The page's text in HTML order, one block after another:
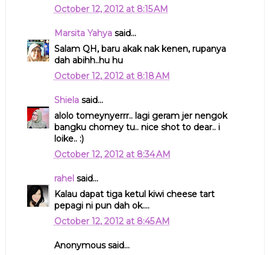
October 12, 2012 at 8:15 AM
Marsita Yahyasaid...
Salam QH, baru akak nak kenen, rupanya
dah abihh..hu hu
October 12, 2012 at 8:18 AM
Shielasaid...
alolo tomeynyerrr.. lagi geram jer nengok
bangku chomey tu.. nice shot to dear.. i
loike.. :)
October 12, 2012 at 8:34 AM
rahel said...
Kalau dapat tiga ketul kiwi cheese tart
pepagi ni pun dah ok....
October 12, 2012 at 8:45 AM
Anonymous said...